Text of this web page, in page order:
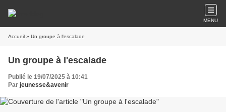
MENU
Accueil » Un groupe à l'escalade
Un groupe à l'escalade
Publié le 19/07/2025 à 10:41
Par jeunesse&avenir